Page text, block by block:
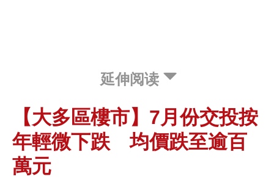
延伸阅读
【大多區樓市】7月份交投按
年輕微下跌 均價跌至逾百
萬元